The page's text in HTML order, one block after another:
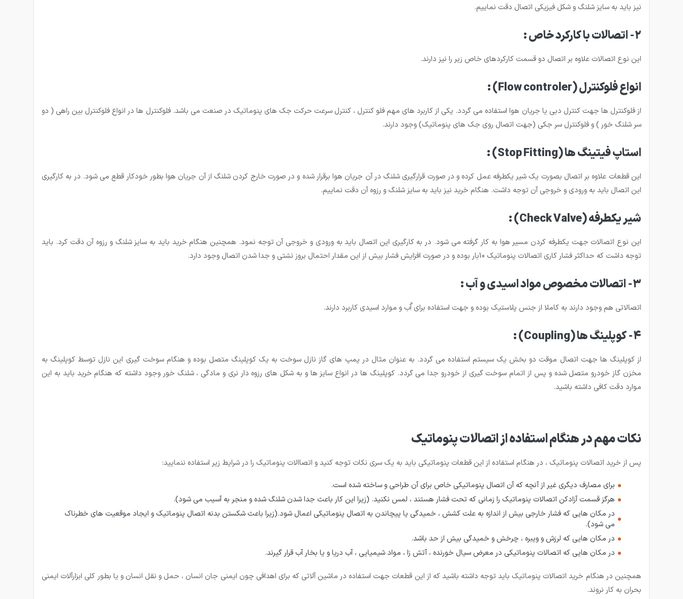
نیز باید به سایز شلنگ و شکل فیزیکی اتصال دقت نماییم.
2- اتصالات با کارکرد خاص :
این نوع اتصالات علاوه بر اتصال دو قسمت کارکردهای خاص زیر را نیز دارند.
انواع فلوکنترل(Flow controler)
:
از فلوکنترل ها جهت کنترل دبی یا جریان هوا استفاده می گردد. یکی از کاربرد های مهم فلو کنترل ، کنترل سرعت حرکت جک های پنوماتیک در صنعت می باشد. فلوکنترل ها در انواع فلوکنترل بین راهی ( دو
سر شلنگ خور ) و فلوکنترل سر جکی (جهت اتصال روی جک های پنوماتیک) وجود دارند.
استاپ فیتینگ ها(Stop Fitting)
:
این قطعات علاوه بر اتصال بصورت یک شیر یکطرفه عمل کرده و در صورت قرارگیری شلنگ در آن جریان هوا برقرار شده و در صورت خارج کردن شلنگ از آن جریان هوا بطور خودکار قطع می شود. در به کارگیری
این اتصال باید به ورودی و خروجی آن توجه داشت. هنگام خرید نیز باید به سایز شلنگ و رزوه آن دقت نماییم.
شیر یکطرفه(Check Valve)
:
این نوع اتصالات جهت یکطرفه کردن مسیر هوا به کار گرفته می شود. در به کارگیری این اتصال باید به ورودی و خروجی آن توجه نمود. همچنین هنگام خرید باید به سایز شلنگ و رزوه آن دقت کرد. باید
توجه داشت که حداکثر فشار کاری اتصالات پنوماتیک 10بار بوده و در صورت افزایش فشار بیش از این مقدار احتمال بروز نشتی و جدا شدن اتصال وجود دارد.
3- اتصالات مخصوص مواد اسیدی و آب :
اتصالاتی هم وجود دارند به کاملا از جنس پلاستیک بوده و جهت استفاده برای آّب و موارد اسیدی کاربرد دارند.
4- کوپلینگ ها (Coupling)
:
از کوپلینگ ها جهت اتصال موقت دو بخش یک سیستم استفاده می گردد. به عنوان مثال در پمپ های گاز نازل سوخت به یک کوپلینگ متصل بوده و هنگام سوخت گیری این نازل توسط کوپلینگ به
مخزن گاز خودرو متصل شده و پس از اتمام سوخت گیری از خودرو جدا می گردد. کوپلینگ ها در انواع سایز ها و به شکل های رزوه دار نری و مادگی ، شلنگ خور وجود داشته که هنگام خرید باید به این
موارد دقت کافی داشته باشید.
نکات مهم در هنگام استفاده از اتصالات پنوماتیک
پس از خرید اتصالات پنوماتیک ، در هنگام استفاده از این قطعات پنوماتیکی باید به یک سری نکات توجه کنید و اتصاالات پنوماتیک را در شرایط زیر استفاده ننمایید:
برای مصارف دیگری غیر از آنچه که آن اتصال پنوماتیکی خاص برای آن طراحی و ساخته شده است.
هرگز قسمت آزادکن اتصالات پنوماتیک را زمانی که تحت فشار هستند ، لمس نکنید. (زیرا این کار باعث جدا شدن شلنگ شده و منجر به آسیب می شود).
در مکان هایی که فشار خارجی بیش از اندازه به علت کشش ، خمیدگی یا پیچاندن به اتصال پنوماتیکی اعمال شود.(زیرا باعث شکستن بدنه اتصال پنوماتیک و ایجاد موقعیت های خطرناک
می شود).
در مکان هایی که لرزش و ویبره ، چرخش و خمیدگی بیش از حد باشد.
در مکان هایی که اتصالات پنوماتیکی در معرض سیال خورنده ، آتش زا ، مواد شیمیایی ، آب دریا و یا بخار آب قرار گیرند.
همچنین در هنگام خرید اتصالات پنوماتیک باید توجه داشته باشید که از این قطعات جهت استفاده در ماشین آلاتی که برای اهدافی چون ایمنی جان انسان ، حمل و نقل انسان و یا بطور کلی ابزارآلات ایمنی
بحران به کار نروند.